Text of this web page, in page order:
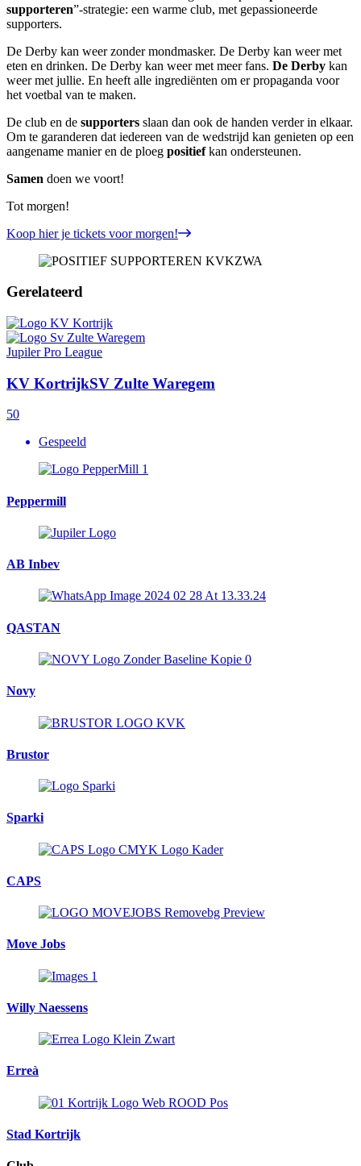
supporteren”-strategie: een warme club, met gepassioneerde
supporters.
De Derby kan weer zonder mondmasker. De Derby kan weer met
eten en drinken. De Derby kan weer met meer fans. De Derby kan
weer met jullie. En heeft alle ingrediënten om er propaganda voor
het voetbal van te maken.
De club en de supporters slaan dan ook de handen verder in elkaar.
Om te garanderen dat iedereen van de wedstrijd kan genieten op een
aangename manier en de ploeg positiefkan ondersteunen.
Samen doen we voort!
Tot morgen!
Koop hier je tickets voor morgen!
Gerelateerd
Jupiler Pro League
KV KortrijkSV Zulte Waregem
50
Gespeeld
Peppermill
AB Inbev
QASTAN
Novy
Brustor
Sparki
CAPS
Move Jobs
Willy Naessens
Erreà
Stad Kortrijk